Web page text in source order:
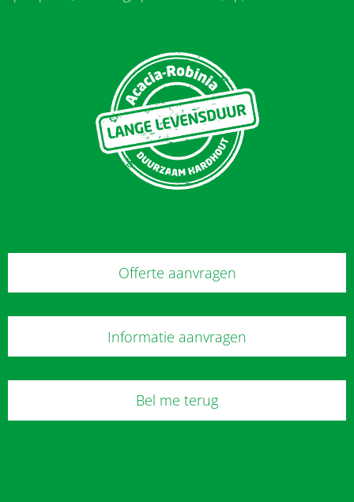
Offerte aanvragen
Informatie aanvragen
Bel me terug